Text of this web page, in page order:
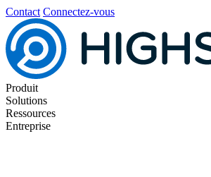
Contact Connectez-vous
Produit
Solutions
Ressources
Entreprise